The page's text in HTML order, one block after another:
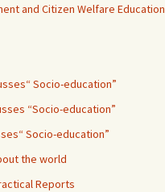
and Citizen Welfare Education
Socio-education”
“Socio-education”
Socio-education”
the world
Reports